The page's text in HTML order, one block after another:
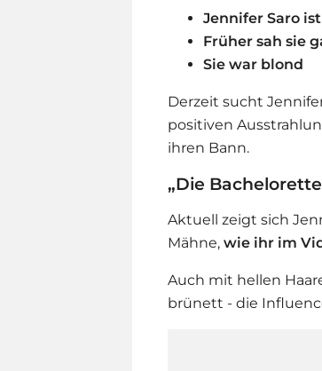
Jennifer Saro
Früher sah sie
Sie war blond
Derzeit sucht
positiven
ihren Bann.
„Die
Aktuell zeigt sich
Mähne, wie ihr im
Auch mit hellen
brünett - die